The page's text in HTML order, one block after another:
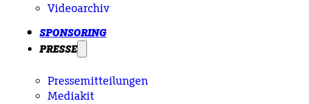
Videoarchiv
SPONSORING
PRESSE
Pressemitteilungen
Mediakit